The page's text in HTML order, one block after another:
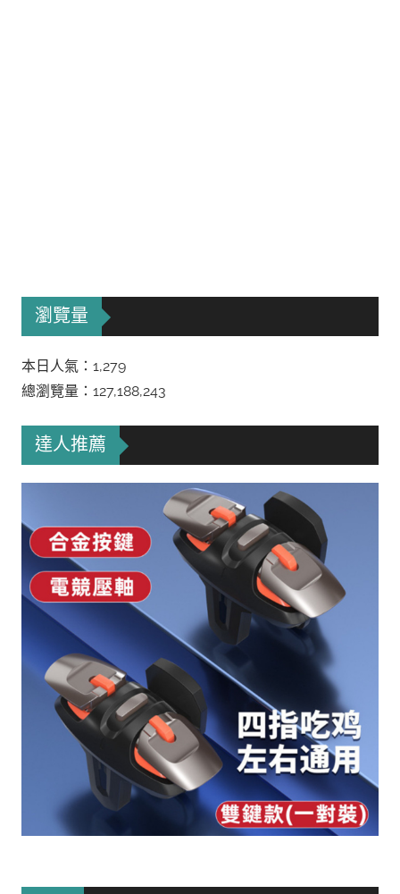
瀏覽量
本日人氣：1,279
總瀏覽量：127,188,243
達人推薦